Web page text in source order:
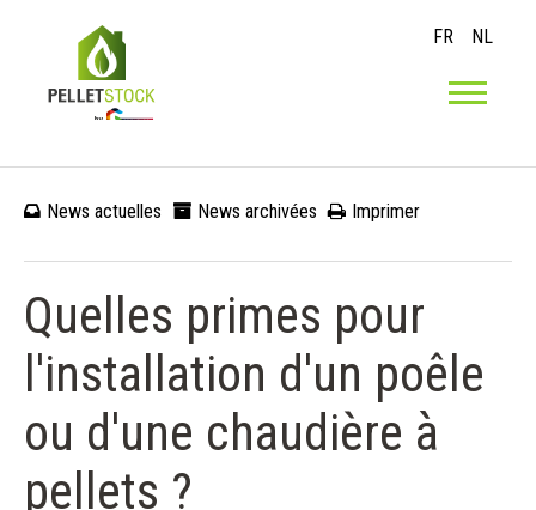
FR NL
News actuelles News archivées Imprimer
Quelles primes pour
l'installation d'un poêle
ou d'une chaudière à
pellets ?